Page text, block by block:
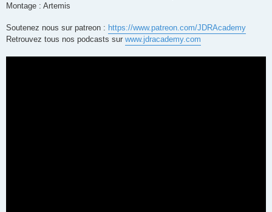
Montage : Artemis
Soutenez nous sur patreon : https://www.patreon.com/JDRAcademy
Retrouvez tous nos podcasts sur www.jdracademy.com